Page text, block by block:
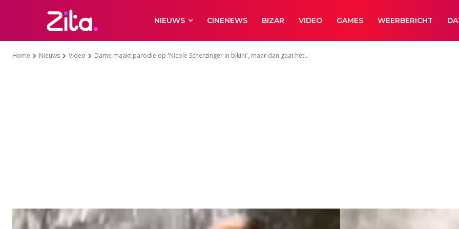
NIEUWS CINENEWS BIZAR VIDEO GAMES WEERBERICHT
Home Nieuws Video Dame maakt parodie op 'Nicole Scherzinger in bikini', maar dan gaat het...